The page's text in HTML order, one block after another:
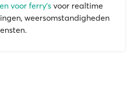
voor ferry's voor realtime
weersomstandigheden